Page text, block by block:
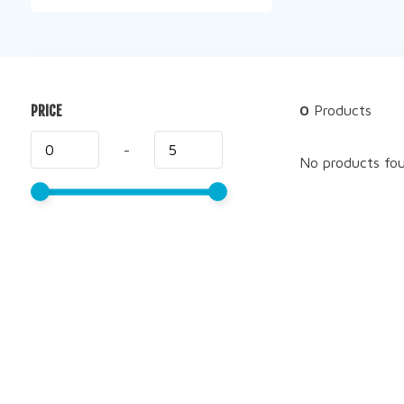
PRICE
-
0 Products
No products